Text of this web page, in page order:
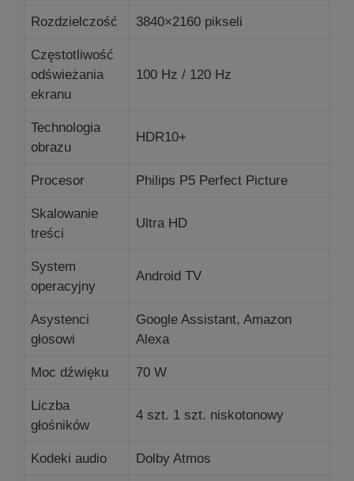
Rozdzielczość 3840×2160 pikseli
Częstotliwość
odświeżania
ekranu
100 Hz / 120 Hz
Technologia
obrazu
HDR10+
Procesor Philips P5 Perfect Picture
Skalowanie
treści
Ultra HD
System
operacyjny
Android TV
Asystenci
głosowi
Google Assistant, Amazon
Alexa
Moc dźwięku 70 W
Liczba
głośników
4 szt. 1 szt. niskotonowy
Kodeki audio Dolby Atmos